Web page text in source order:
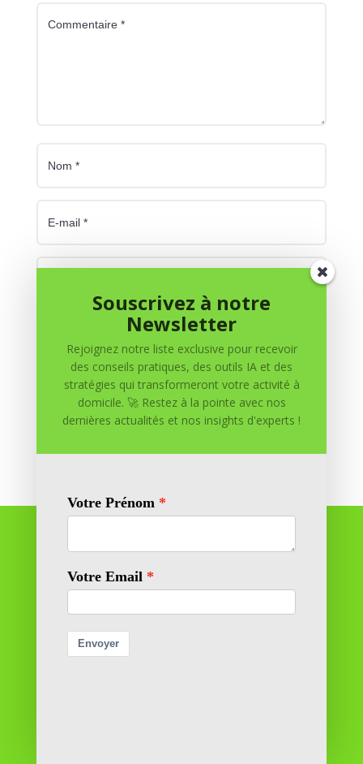
Enregistrer mon nom, mon e-mail et mon site dans
Soumettre le commentaire
Réussite à Domicile
Souscrivez à notre
Newsletter
Rejoignez notre liste exclusive pour recevoir
des conseils pratiques, des outils IA et des
stratégies qui transformeront votre activité à
domicile. 🚀 Restez à la pointe avec nos
dernières actualités et nos insights d'experts !